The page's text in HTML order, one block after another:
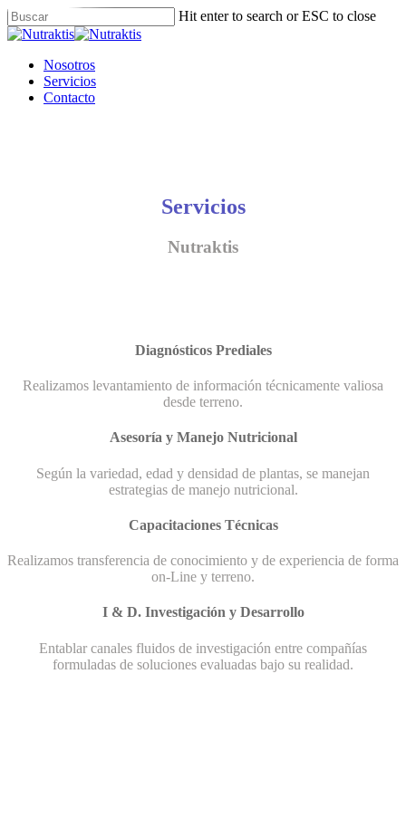
Skip
to
content
Hit enter to search or ESC to close
Close
Menu
Nosotros
Servicios
Contacto
Servicios
Nutraktis
Diagnósticos Prediales
Realizamos levantamiento de información técnicamente valiosa
desde terreno.
Asesoría y Manejo Nutricional
Según la variedad, edad y densidad de plantas, se manejan
estrategias de manejo nutricional.
Capacitaciones Técnicas
Realizamos transferencia de conocimiento y de experiencia de forma
on-Line y terreno.
I & D. Investigación y Desarrollo
Entablar canales fluidos de investigación entre compañías
formuladas de soluciones evaluadas bajo su realidad.